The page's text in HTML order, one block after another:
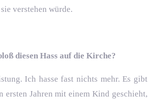
verstehen würde.
diesen Hass auf die Kirche?
Ich hasse fast nichts mehr. Es gibt
Jahren mit einem Kind geschieht,